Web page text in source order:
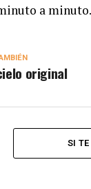
a minuto.
original
SI